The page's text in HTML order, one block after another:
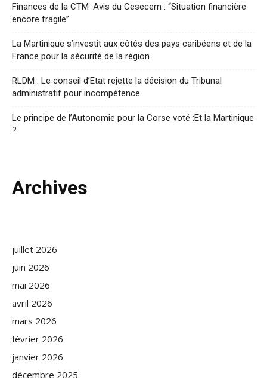
Finances de la CTM .Avis du Cesecem : “Situation financière
encore fragile”
La Martinique s’investit aux côtés des pays caribéens et de la
France pour la sécurité de la région
RLDM : Le conseil d’Etat rejette la décision du Tribunal
administratif pour incompétence
Le principe de l’Autonomie pour la Corse voté :Et la Martinique
?
Archives
juillet 2026
juin 2026
mai 2026
avril 2026
mars 2026
février 2026
janvier 2026
décembre 2025